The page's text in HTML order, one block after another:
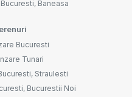
Baneasa
Bucuresti
Tunari
Straulesti
Bucurestii Noi